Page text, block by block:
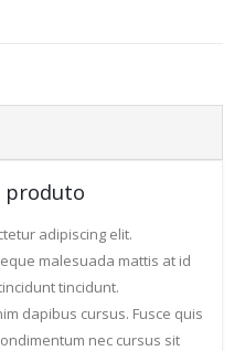
produto
adipiscing elit.
malesuada mattis at id
tincidunt.
dapibus cursus. Fusce quis
nec cursus sit